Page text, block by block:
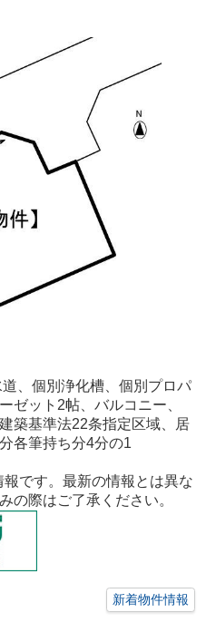
、個別浄化槽、個別プロパ
ゼット2帖、バルコニー、
築基準法22条指定区域、居
各筆持ち分4分の1
報です。最新の情報とは異な
の際はご了承ください。
新着物件情報